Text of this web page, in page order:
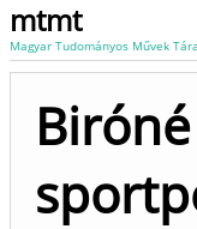
mtmt
Magyar Tudományos Művek Tára